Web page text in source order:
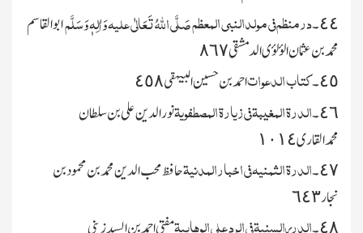
٤٤۔ درمنظم فی مولدالنبی المعظمصَلَّی اللہُ تَعَالٰی علیہ وَاٰلِہٖ وَسَلَّمابوالقاسم
محمدبن عثمان الؤلؤی الدمشقی ٨٦٧
٤٥۔ کتاب الدعواتاحمدبن حسین البیہقی ٤٥٨
٤٦۔ الدرۃ المغیبۃ فی زیارۃ المصطفویۃنورالدین علی بن سلطان
محمدالقاری ١٠١٤
٤٧۔ الدرۃ الثمنیہ فی اخبارالمدنیۃحافظ محب الدین محمد بن محمودبن
نجار ٦٤٣
الدررالسنیۃ فی الرد علی الوہابیۃ